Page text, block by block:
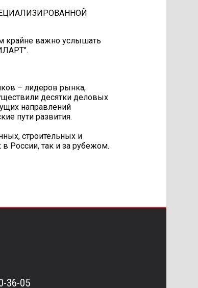
крайне важно услышать
– лидеров рынка,
десятки деловых
направлений
пути развития.
строительных и
России, так и за рубежом.
36-05